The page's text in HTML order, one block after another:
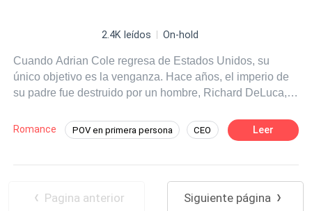
2.4K leídos On-hold
Cuando Adrian Cole regresa de Estados Unidos, su
único objetivo es la venganza. Hace años, el imperio de
su padre fue destruido por un hombre, Richard DeLuca,
Adrian regresa con una identidad falsa, contratado como
guardaespaldaspersonal de la única hija de DeLuca,
deseo. Protegerla era parte de su plan. Enamorarse de
Romance POV en primera persona CEO Leer
Pagina anterior Siguiente página